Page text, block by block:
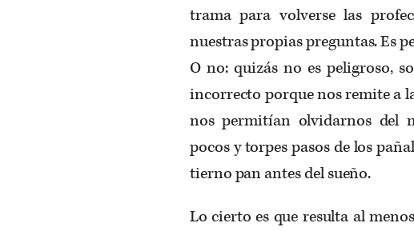
trama para volverse las
nuestras propias preguntas. Es
O no: quizás no es peligroso,
incorrecto porque nos remite a
nos permitían olvidarnos del
pocos y torpes pasos de los
tierno pan antes del sueño.
Lo cierto es que resulta al